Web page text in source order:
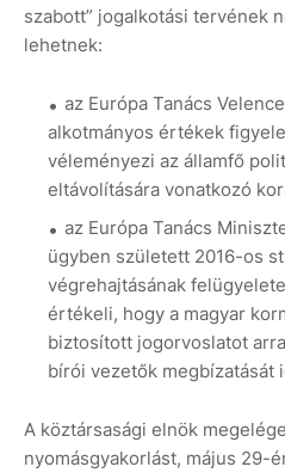
szabott” jogalkotási tervének
lehetnek:
az Európa Tanács
alkotmányos értékek
véleményezi az államfő
eltávolítására vonatkozó
az Európa Tanács
ügyben született 2016-os
végrehajtásának
értékeli, hogy a magyar
biztosított jogorvoslatot
bírói vezetők megbízatását
A köztársasági elnök
nyomásgyakorlást, május 29-